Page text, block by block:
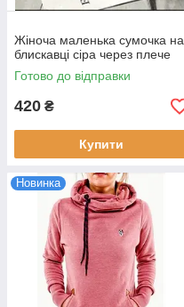
Жіноча маленька сумочка на
блискавці сіра через плече
Готово до відправки
420 ₴
Купити
Новинка